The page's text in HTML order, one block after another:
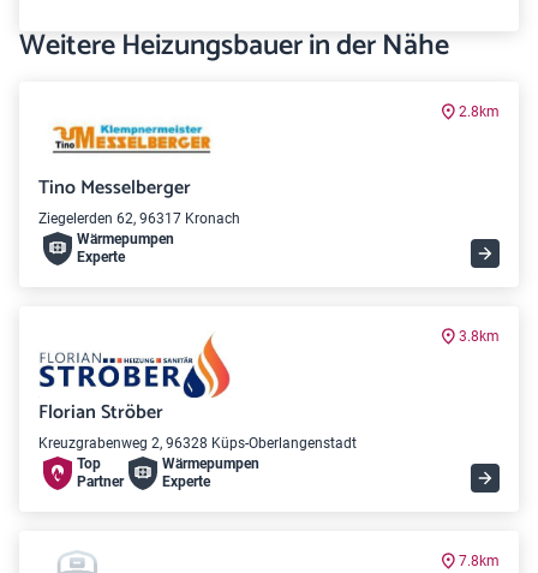
Weitere Heizungsbauer in der Nähe
2.8km
Tino Messelberger
Ziegelerden 62, 96317 Kronach
Wärme­pumpen
Experte
3.8km
Florian Ströber
Kreuzgrabenweg 2, 96328 Küps-Oberlangenstadt
Top
Partner
Wärme­pumpen
Experte
7.8km